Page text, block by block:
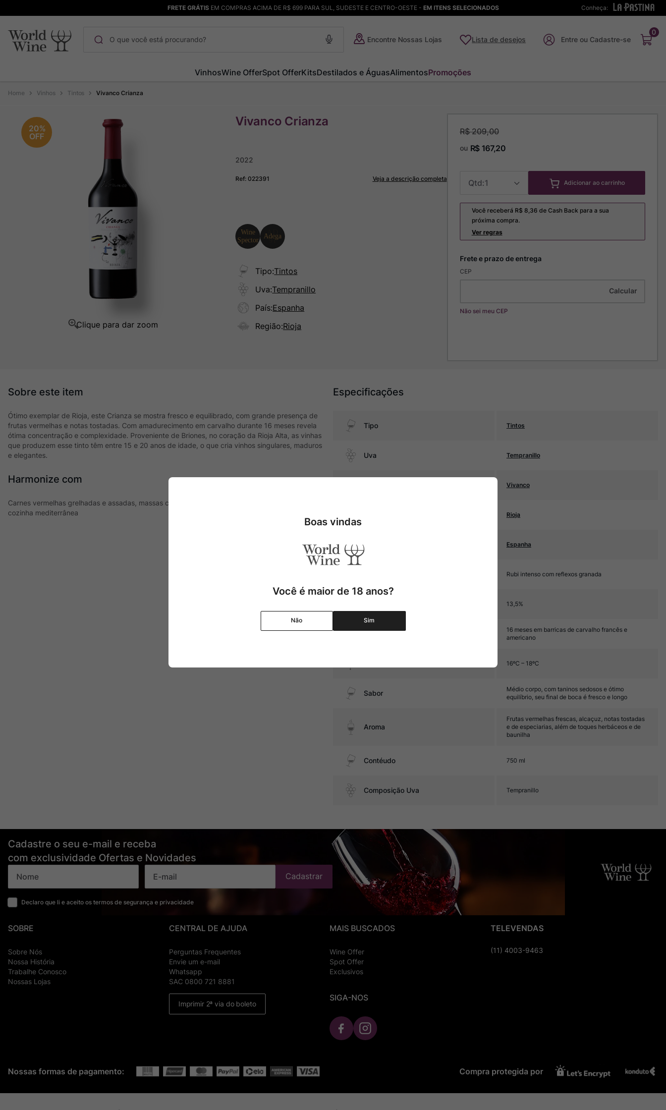
Conheça:
FRETE GRÁTISEM COMPRAS ACIMA DE R$ 699 PARA SUL, SUDESTE E CENTRO-OESTE - EM ITENS SELECIONADOS
Encontre Nossas Lojas Lista de desejos
0
VinhosWine OfferSpot OfferKitsDestilados e ÁguasAlimentosPromoções
Vinhos Tintos Vivanco Crianza
20%
OFF
Vivanco Crianza
2022
Ref:022391 Veja a descrição completa
Tipo:Tintos
Uva:Tempranillo
País:Espanha
Região:Rioja
R$ 209,00
ou R$ 167,20
1 Adicionar ao carrinho
Você receberá R$ 8,36 de Cash Back para a sua
próxima compra.
Ver regras
CEP
Não sei meu CEP
Ótimo exemplar de Rioja, este Crianza se mostra fresco e equilibrado, com grande presença de
frutas vermelhas e notas tostadas. Com amadurecimento em carvalho durante 16 meses revela
ótima concentração e complexidade. Proveniente de Briones, no coração da Rioja Alta, as vinhas
que produzem esse tinto têm entre 15 e 20 anos de idade, o que cria vinhos singulares, maduros
e elegantes.
Harmonize com
Carnes vermelhas grelhadas e assadas, massas com molhos de média intensidade e pratos da
cozinha mediterrânea
Especificações
Tipo Tintos
Uva Tempranillo
Vivanco
Rioja
Espanha
Rubi intenso com reflexos granada
13,5%
Amadurecimento
16 meses em barricas de carvalho francês e
americano
16ºC – 18ºC
Sabor
Médio corpo, com taninos sedosos e ótimo
equilíbrio, seu final de boca é fresco e longo
Aroma
Frutas vermelhas frescas, alcaçuz, notas tostadas
e de especiarias, além de toques herbáceos e de
baunilha
Contéudo 750 ml
Composição Uva Tempranillo
Cadastre o seu e-mail e receba
com exclusividade Ofertas e Novidades
Declaro que li e aceito os termos de segurança e privacidade
Cadastrar
SOBRE
Sobre Nós
Nossa História
Trabalhe Conosco
Nossas Lojas
CENTRAL DE AJUDA
Perguntas Frequentes
Envie um e-mail
Whatsapp
SAC 0800 721 8881
Imprimir 2ª via do boleto
MAIS BUSCADOS
Wine Offer
Spot Offer
Exclusivos
SIGA-NOS
TELEVENDAS
(11) 4003-9463
Nossas formas de pagamento: Compra protegida por
1º Maçanita
3º
4º
Bodega Garzon
Champagne
Boas vindas
Você é maior de 18 anos?
Não Sim